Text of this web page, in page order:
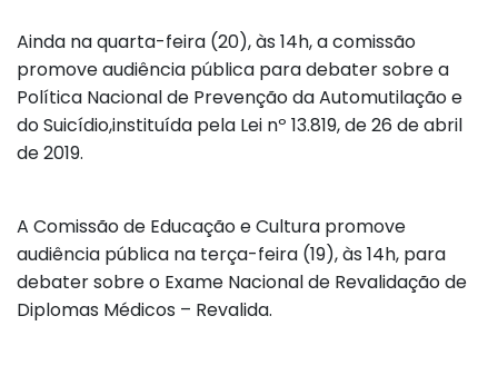
Ainda na quarta-feira (20), às 14h, a comissão
promove audiência pública para debater sobre a
Política Nacional de Prevenção da Automutilação e
do Suicídio,instituída pela Lei nº 13.819, de 26 de abril
de 2019.
A Comissão de Educação e Cultura promove
audiência pública na terça-feira (19), às 14h, para
debater sobre o Exame Nacional de Revalidação de
Diplomas Médicos – Revalida.